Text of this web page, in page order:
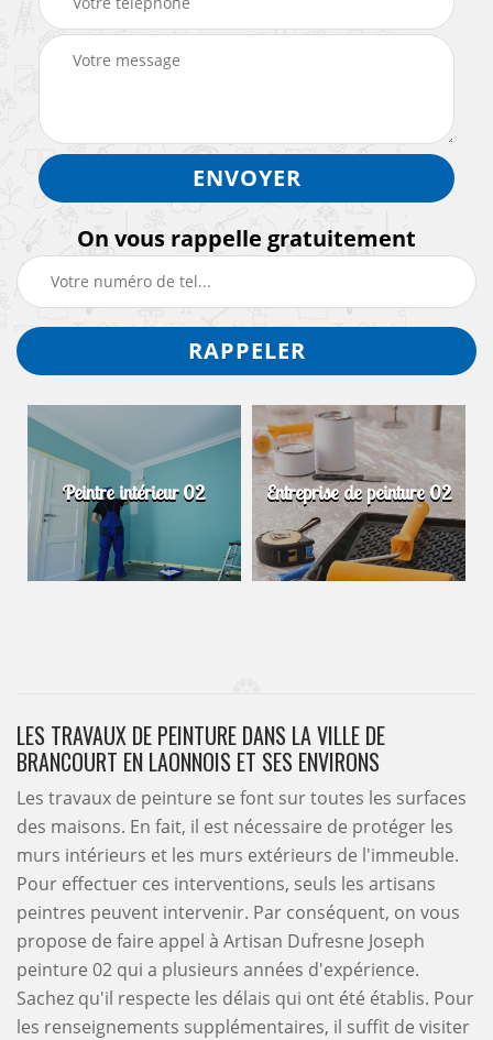
On vous rappelle gratuitement
Peintre intérieur 02 Entreprise de peinture 02
LES TRAVAUX DE PEINTURE DANS LA VILLE DE
BRANCOURT EN LAONNOIS ET SES ENVIRONS
Les travaux de peinture se font sur toutes les surfaces
des maisons. En fait, il est nécessaire de protéger les
murs intérieurs et les murs extérieurs de l'immeuble.
Pour effectuer ces interventions, seuls les artisans
peintres peuvent intervenir. Par conséquent, on vous
propose de faire appel à Artisan Dufresne Joseph
peinture 02 qui a plusieurs années d'expérience.
Sachez qu'il respecte les délais qui ont été établis. Pour
les renseignements supplémentaires, il suffit de visiter